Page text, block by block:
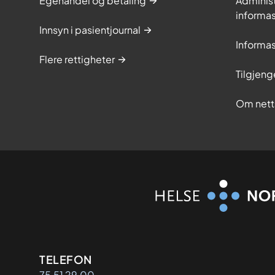
Innsyn i pasientjournal
Flere rettigheter
Om
Kontaktinformasjon
TELEFON